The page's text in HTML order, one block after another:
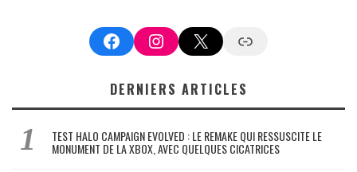
FacebookInstagram
X Google News
DERNIERS ARTICLES
TEST HALO CAMPAIGN EVOLVED : LE REMAKE QUI RESSUSCITE LE
MONUMENT DE LA XBOX, AVEC QUELQUES CICATRICES